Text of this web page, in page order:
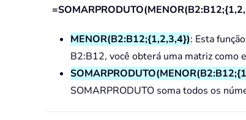
MENOR(B2:B12;{1,2,3,4}): Esta
B2:B12, você obterá uma matriz
SOMARPRODUTO soma todos os